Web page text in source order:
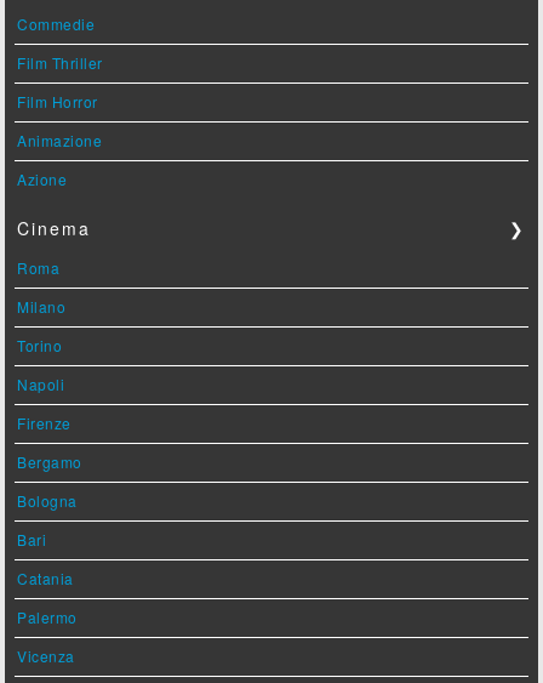
Commedie
Film Thriller
Film Horror
Animazione
Azione
Cinema ❯
Roma
Milano
Torino
Napoli
Firenze
Bergamo
Bologna
Bari
Catania
Palermo
Vicenza